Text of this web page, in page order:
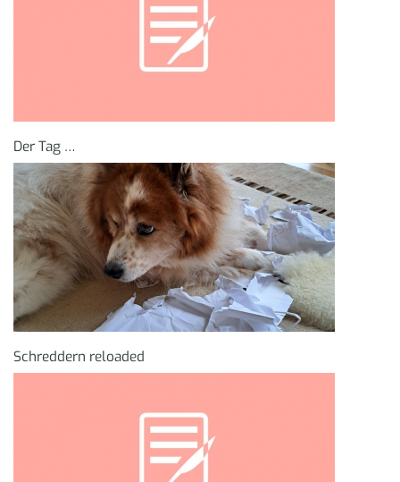
Der Tag …
Schreddern reloaded